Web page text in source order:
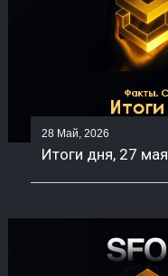
28 Май, 2026
Итоги дня, 27 мая